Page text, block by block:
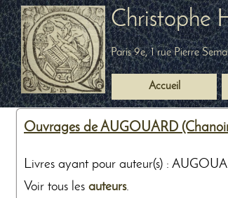
Christophe
Paris 9e, 1 rue Pierre
Accueil
Ouvrages de AUGOUARD
Livres ayant pour auteur(s) :
Voir tous les auteurs.